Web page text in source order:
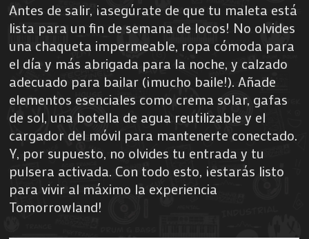
Antes de salir, ¡asegúrate de que tu maleta está
lista para un fin de semana de locos! No olvides
una chaqueta impermeable, ropa cómoda para
el día y más abrigada para la noche, y calzado
adecuado para bailar (¡mucho baile!). Añade
elementos esenciales como crema solar, gafas
de sol, una botella de agua reutilizable y el
cargador del móvil para mantenerte conectado.
Y, por supuesto, no olvides tu entrada y tu
pulsera activada. Con todo esto, ¡estarás listo
para vivir al máximo la experiencia
Tomorrowland!